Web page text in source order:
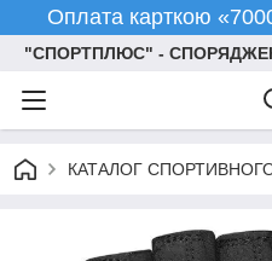
Оплата карткою
"СПОРТПЛЮС" -
КАТАЛОГ